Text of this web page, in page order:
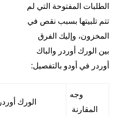
الطلبات المفتوحة التي لم
تتم تلبيتها بسبب نقص في
المخزون، وإليك الفرق
بين الورك أوردر والباك
أوردر في أودو بالتفصيل:
وجه
المقارنة
الورك أوردر